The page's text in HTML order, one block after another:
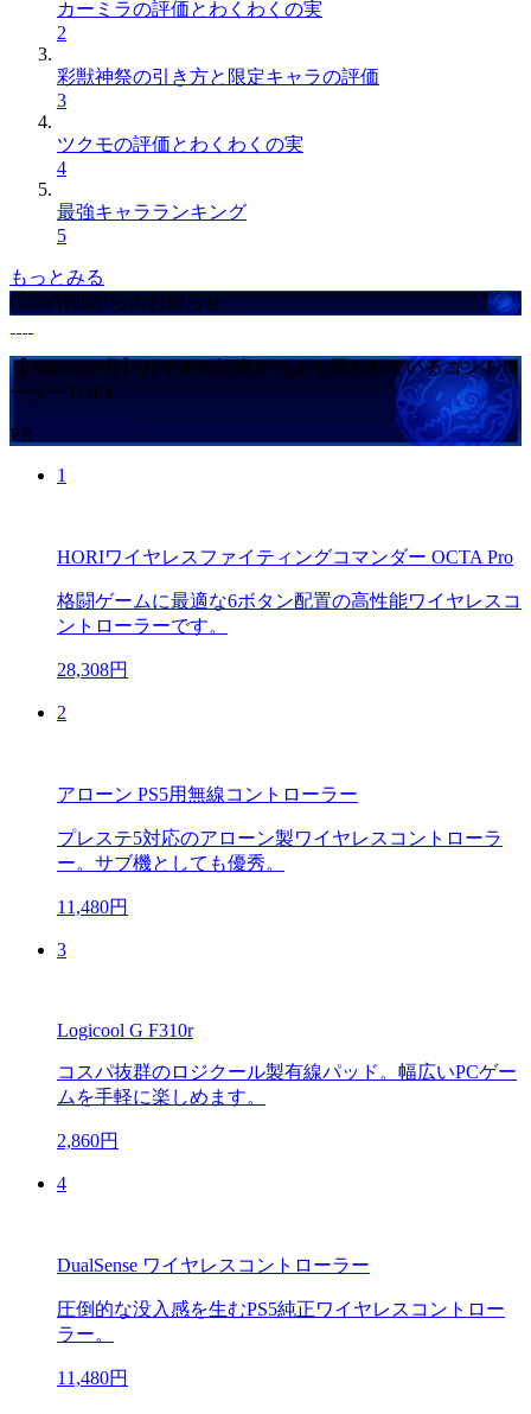
カーミラの評価とわくわくの実
2
彩獣神祭の引き方と限定キャラの評価
3
ツクモの評価とわくわくの実
4
最強キャラランキング
5
もっとみる
GameWithからのお知らせ
【Amazon7月】おすすめ記事からよく買われているコントロ
ーラーTOP4
PR
1
HORIワイヤレスファイティングコマンダー OCTA Pro
格闘ゲームに最適な6ボタン配置の高性能ワイヤレスコ
ントローラーです。
28,308円
2
アローン PS5用無線コントローラー
プレステ5対応のアローン製ワイヤレスコントローラ
ー。サブ機としても優秀。
11,480円
3
Logicool G F310r
コスパ抜群のロジクール製有線パッド。幅広いPCゲー
ムを手軽に楽しめます。
2,860円
4
DualSense ワイヤレスコントローラー
圧倒的な没入感を生むPS5純正ワイヤレスコントロー
ラー。
11,480円